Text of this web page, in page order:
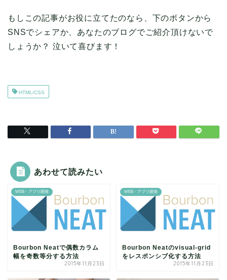
もしこの記事がお役に立てたのなら、下のボタンから
SNSでシェアか、あなたのブログでご紹介頂けないで
しょうか？ 泣いて喜びます！
HTML/CSS
あわせて読みたい
WEB・アプリ開発
Bourbon Neatで偶数カラム
幅を奇数等分する方法
2015年11月23日
WEB・アプリ開発
Bourbon Neatのvisual-grid
をレスポンシブ化する方法
2015年11月23日